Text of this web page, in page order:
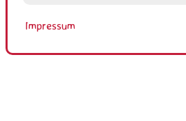
Impressum